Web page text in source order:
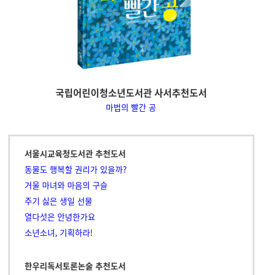
국립어린이청소년도서관 사서추천도서
마법의 빨간 공
서울시교육청도서관 추천도서
동물도 행복할 권리가 있을까?
거울 마녀와 마음의 구슬
주기 싫은 생일 선물
열다섯은 안녕한가요
소년소녀, 기획하라!
한우리독서토론논술 추천도서